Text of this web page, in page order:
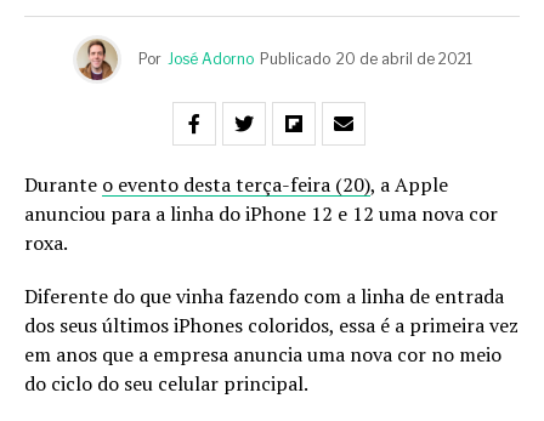
Por José Adorno Publicado 20 de abril de 2021
Durante o evento desta terça-feira (20), a Apple
anunciou para a linha do iPhone 12 e 12 uma nova cor
roxa.
Diferente do que vinha fazendo com a linha de entrada
dos seus últimos iPhones coloridos, essa é a primeira vez
em anos que a empresa anuncia uma nova cor no meio
do ciclo do seu celular principal.